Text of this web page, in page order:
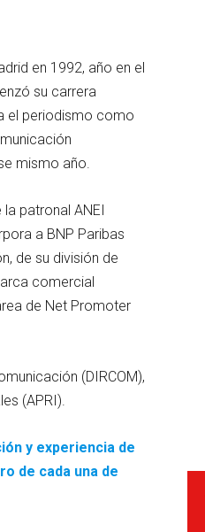
en 1992, año en el
su carrera
el periodismo como
mismo año.
patronal ANEI
a BNP Paribas
de su división de
comercial
de Net Promoter
(DIRCOM),
(APRI).
y experiencia de
de cada una de